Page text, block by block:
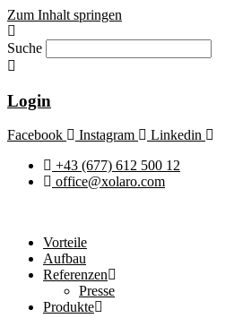
Zum Inhalt springen
Suche
Login
Facebook Instagram
Linkedin
+43 (677) 612 500 12
office@xolaro.com
Vorteile
Aufbau
Referenzen
Presse
Produkte